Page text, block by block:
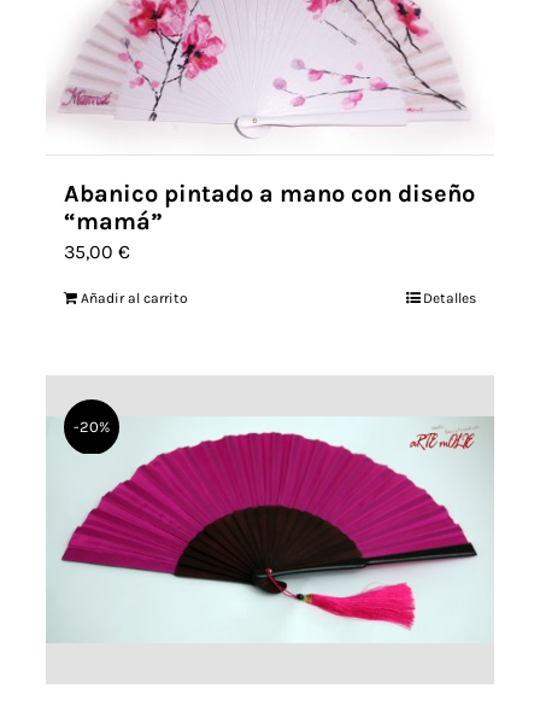
Abanico pintado a mano con diseño
“mamá”
35,00 €
Añadir al carrito Detalles
-20%